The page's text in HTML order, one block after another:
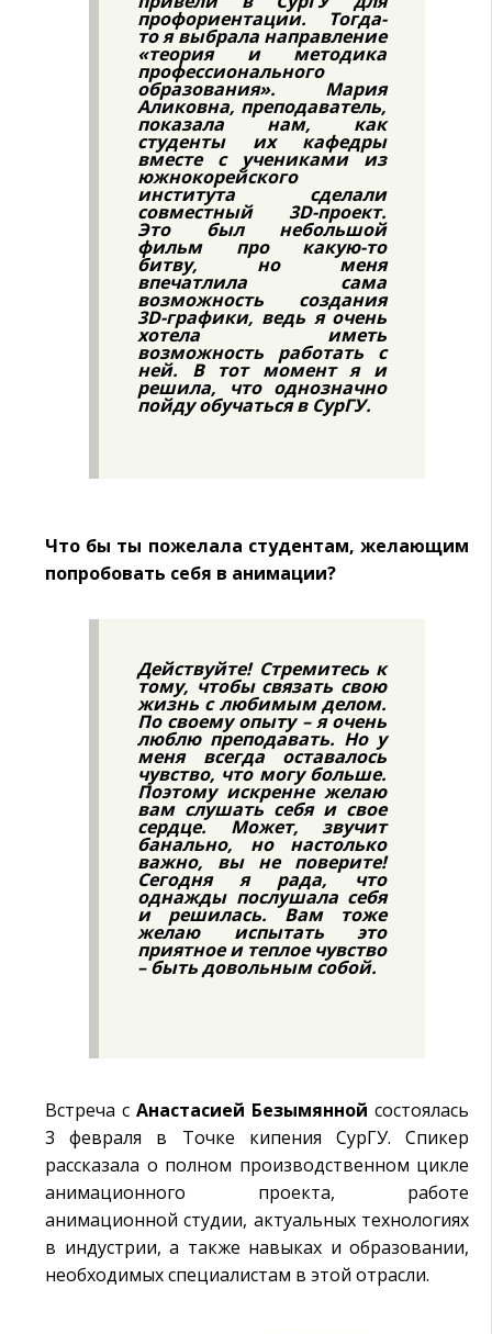
профориентации. Тогда-
то я выбрала направление
«теория и методика
профессионального
образования». Мария
Аликовна, преподаватель,
показала нам, как
студенты их кафедры
вместе с учениками из
южнокорейского
института сделали
совместный 3D-проект.
Это был небольшой
фильм про какую-то
битву, но меня
впечатлила сама
возможность создания
3D-графики, ведь я очень
хотела иметь
возможность работать с
ней. В тот момент я и
решила, что однозначно
пойду обучаться в СурГУ.
Что бы ты пожелала студентам, желающим
попробовать себя в анимации?
Действуйте! Стремитесь к
тому, чтобы связать свою
жизнь с любимым делом.
По своему опыту – я очень
люблю преподавать. Но у
меня всегда оставалось
чувство, что могу больше.
Поэтому искренне желаю
вам слушать себя и свое
сердце. Может, звучит
банально, но настолько
важно, вы не поверите!
Сегодня я рада, что
однажды послушала себя
и решилась. Вам тоже
желаю испытать это
приятное и теплое чувство
– быть довольным собой.
Встреча с Анастасией Безымянной состоялась
3 февраля в Точке кипения СурГУ. Спикер
рассказала о полном производственном цикле
анимационного проекта, работе
анимационной студии, актуальных технологиях
в индустрии, а также навыках и образовании,
необходимых специалистам в этой отрасли.